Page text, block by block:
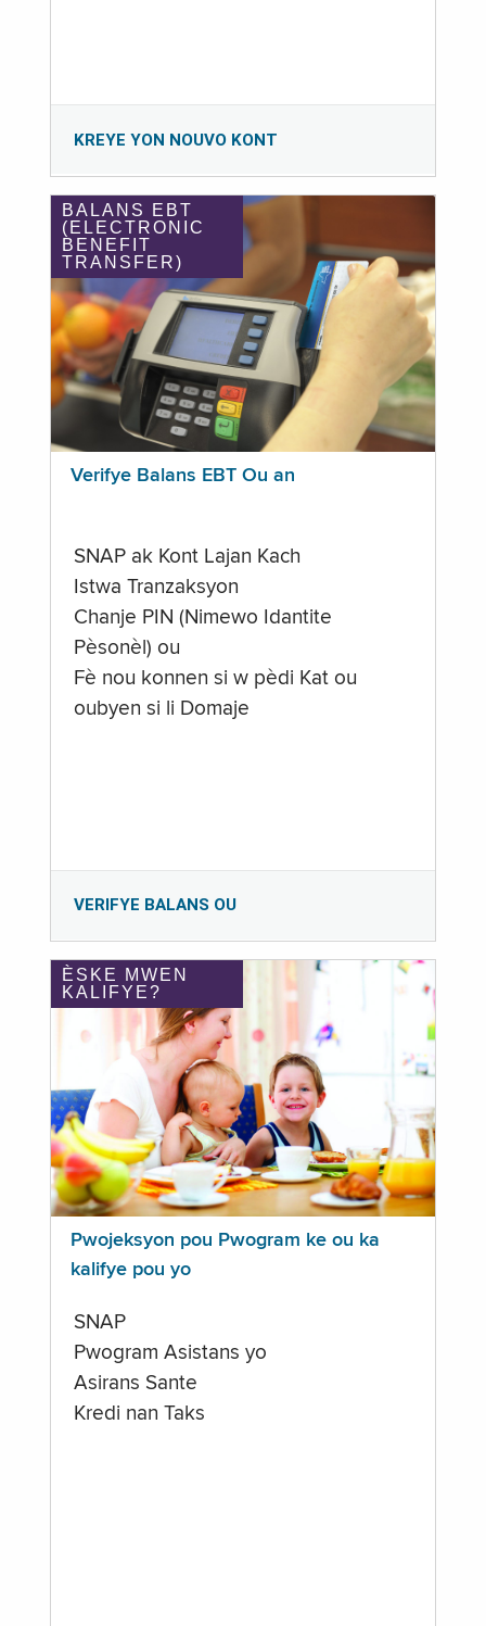
KREYE YON NOUVO KONT
BALANS EBT
(ELECTRONIC
BENEFIT
TRANSFER)
Verifye Balans EBT Ou an
SNAP ak Kont Lajan Kach
Istwa Tranzaksyon
Chanje PIN (Nimewo Idantite
Pèsonèl) ou
Fè nou konnen si w pèdi Kat ou
oubyen si li Domaje
VERIFYE BALANS OU
ÈSKE MWEN
KALIFYE?
Pwojeksyon pou Pwogram ke ou ka
kalifye pou yo
SNAP
Pwogram Asistans yo
Asirans Sante
Kredi nan Taks